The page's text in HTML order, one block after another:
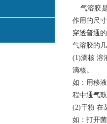
气溶胶是
作用的尺
穿透普通
气溶胶的
(1)滴核 溶
滴核。
如：用移
程中通气
(2)干粉 在
如：打开